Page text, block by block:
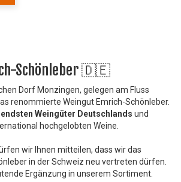
Schönleber 🇩🇪
Dorf Monzingen, gelegen am Fluss
renommierte Weingut Emrich-Schönleber.
Weingüter Deutschlands und
hochgelobten Weine.
wir Ihnen mitteilen, dass wir das
in der Schweiz neu vertreten dürfen.
Ergänzung in unserem Sortiment.